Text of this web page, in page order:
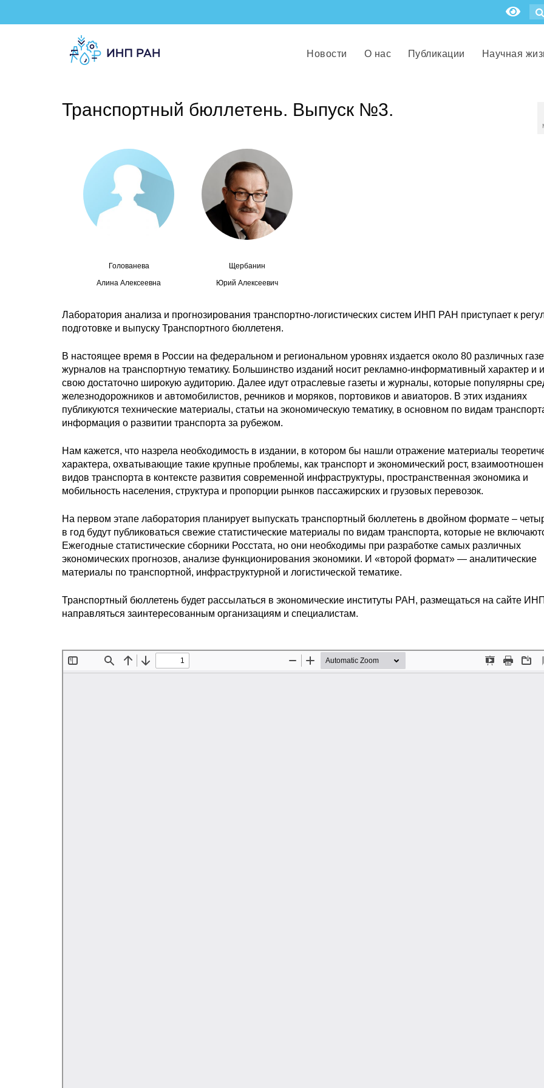
Новости О нас Публикации Научная
Транспортный бюллетень. Выпуск №3.
Голованева
Алина Алексеевна
Щербанин
Юрий Алексеевич
Лаборатория анализа и прогнозирования транспортно-логистических систем ИНП РАН приступает к
подготовке и выпуску Транспортного бюллетеня.
В настоящее время в России на федеральном и региональном уровнях издается около 80 различных
журналов на транспортную тематику. Большинство изданий носит рекламно-информативный характер и
свою достаточно широкую аудиторию. Далее идут отраслевые газеты и журналы, которые популярны
железнодорожников и автомобилистов, речников и моряков, портовиков и авиаторов. В этих изданиях
публикуются технические материалы, статьи на экономическую тематику, в основном по видам
информация о развитии транспорта за рубежом.
Нам кажется, что назрела необходимость в издании, в котором бы нашли отражение материалы
характера, охватывающие такие крупные проблемы, как транспорт и экономический рост,
видов транспорта в контексте развития современной инфраструктуры, пространственная экономика и
мобильность населения, структура и пропорции рынков пассажирских и грузовых перевозок.
На первом этапе лаборатория планирует выпускать транспортный бюллетень в двойном формате –
в год будут публиковаться свежие статистические материалы по видам транспорта, которые не
Ежегодные статистические сборники Росстата, но они необходимы при разработке самых различных
экономических прогнозов, анализе функционирования экономики. И «второй формат» — аналитические
материалы по транспортной, инфраструктурной и логистической тематике.
Транспортный бюллетень будет рассылаться в экономические институты РАН, размещаться на сайте
направляться заинтересованным организациям и специалистам.